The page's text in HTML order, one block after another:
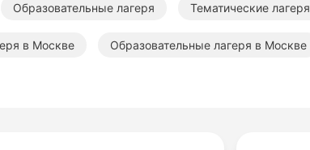
Образовательные лагеря Тематические лагеря
в Москве Образовательные лагеря в Москве